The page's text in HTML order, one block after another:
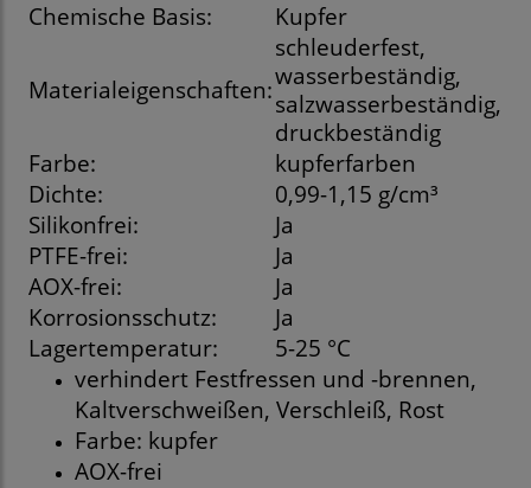
Chemische Basis: Kupfer
Materialeigenschaften:
schleuderfest,
wasserbeständig,
salzwasserbeständig,
druckbeständig
Farbe:
kupferfarben
Dichte:
0,99-1,15 g/cm³
Silikonfrei:
Ja
PTFE-frei:
Ja
AOX-frei:
Ja
Korrosionsschutz:
Ja
Lagertemperatur:
5-25 °C
verhindert Festfressen und -brennen,
Kaltverschweißen, Verschleiß, Rost
Farbe: kupfer
AOX-frei